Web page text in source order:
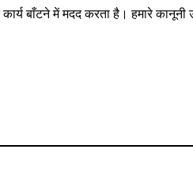
बाँटने में मदद करता है। हमारे